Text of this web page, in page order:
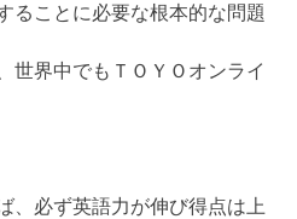
ることに必要な根本的な問題
世界中でもＴＯＹＯオンライ
、必ず英語力が伸び得点は上